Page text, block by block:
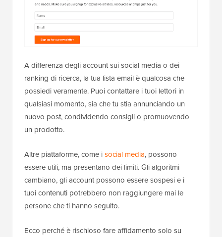
A differenza degli account sui social media o dei
ranking di ricerca, la tua lista email è qualcosa che
possiedi veramente. Puoi contattare i tuoi lettori in
qualsiasi momento, sia che tu stia annunciando un
nuovo post, condividendo consigli o promuovendo
un prodotto.
Altre piattaforme, come isocial media, possono
essere utili, ma presentano dei limiti. Gli algoritmi
cambiano, gli account possono essere sospesi e i
tuoi contenuti potrebbero non raggiungere mai le
persone che ti hanno seguito.
Ecco perché è rischioso fare affidamento solo su